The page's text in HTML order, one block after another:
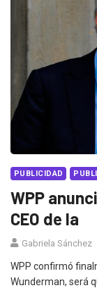
PUBLICIDAD
WPP
CEO de la
Gabriela Sánchez
WPP confirmó
Wunderman, será